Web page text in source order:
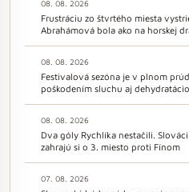
08. 08. 2026
Frustráciu zo štvrtého miesta
Abrahámová bola ako na horskej
08. 08. 2026
Festivalová sezóna je v plnom
poškodením sluchu aj
08. 08. 2026
Dva góly Rychlíka nestačili.
zahrajú si o 3. miesto proti Fínom
07. 08. 2026